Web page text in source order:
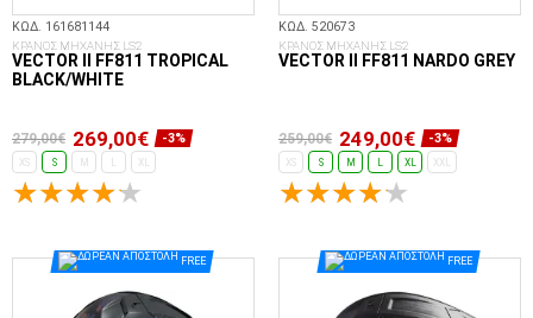
ΚΩΔ. 161681144
ΚΡΑΝΟΣ ΜΗΧΑΝΗΣ LS2
VECTOR II FF811 TROPICAL
BLACK/WHITE
279,00€ 269,00€ -3%
XS S XL
ΚΩΔ. 520673
ΚΡΑΝΟΣ ΜΗΧΑΝΗΣ LS2
VECTOR II FF811 NARDO GREY
259,00€ 249,00€ -3%
XS S M XL XXL
FREE FREE